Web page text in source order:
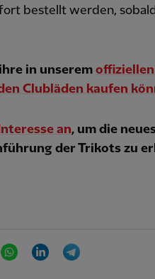
bestellt werden,
in unserem
Clubläden kaufen
an, um die
der Trikots zu
WhatsAppLinkedIn